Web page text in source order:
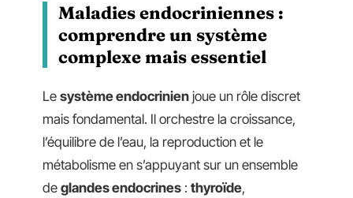
Maladies endocriniennes :
comprendre un système
complexe mais essentiel
Le système endocrinien joue un rôle discret
mais fondamental. Il orchestre la croissance,
l’équilibre de l’eau, la reproduction et le
métabolisme en s’appuyant sur un ensemble
de glandes endocrines : thyroïde,